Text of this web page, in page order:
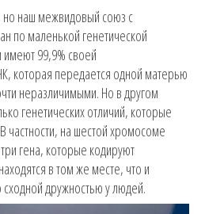
но наш межвидовый союз с
по маленькой генетической
имеют 99,9% своей
которая передается одной матерью
неразличимыми. Но в другом
генетических отличий, которые
на шестой хромосоме
гена, которые кодируют
в том же месте, что и
дружностью у людей.